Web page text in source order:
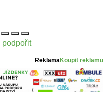
podpořit
ReklamaKoupit reklamu